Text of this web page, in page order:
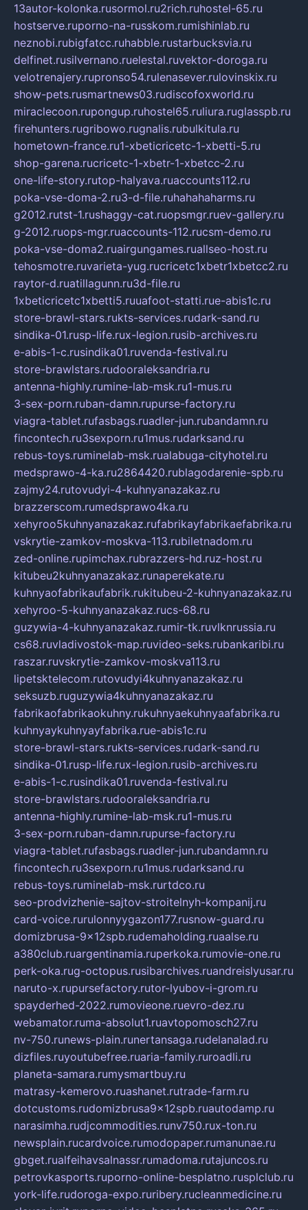
13autor-kolonka.rusormol.ru2rich.ruhostel-65.ru
hostserve.ruporno-na-russkom.rumishinlab.ru
neznobi.rubigfatcc.ruhabble.rustarbucksvia.ru
delfinet.rusilvernano.ruelestal.ruvektor-doroga.ru
velotrenajery.rupronso54.rulenasever.rulovinskix.ru
show-pets.rusmartnews03.rudiscofoxworld.ru
miraclecoon.rupongup.ruhostel65.ruliura.ruglasspb.ru
firehunters.rugribowo.rugnalis.rubulkitula.ru
hometown-france.ru1-xbeticricetc-1-xbetti-5.ru
shop-garena.rucricetc-1-xbetr-1-xbetcc-2.ru
one-life-story.rutop-halyava.ruaccounts112.ru
poka-vse-doma-2.ru3-d-file.ruhahahaharms.ru
g2012.rutst-1.rushaggy-cat.ruopsmgr.ruev-gallery.ru
g-2012.ruops-mgr.ruaccounts-112.rucsm-demo.ru
poka-vse-doma2.ruairgungames.ruallseo-host.ru
tehosmotre.ruvarieta-yug.rucricetc1xbetr1xbetcc2.ru
raytor-d.ruatillagunn.ru3d-file.ru
1xbeticricetc1xbetti5.ruuafoot-statti.rue-abis1c.ru
store-brawl-stars.rukts-services.rudark-sand.ru
sindika-01.rusp-life.rux-legion.rusib-archives.ru
e-abis-1-c.rusindika01.ruvenda-festival.ru
store-brawlstars.rudooraleksandria.ru
antenna-highly.rumine-lab-msk.ru1-mus.ru
3-sex-porn.ruban-damn.rupurse-factory.ru
viagra-tablet.rufasbags.ruadler-jun.rubandamn.ru
fincontech.ru3sexporn.ru1mus.rudarksand.ru
rebus-toys.ruminelab-msk.rualabuga-cityhotel.ru
medsprawo-4-ka.ru2864420.rublagodarenie-spb.ru
zajmy24.rutovudyi-4-kuhnyanazakaz.ru
brazzerscom.rumedsprawo4ka.ru
xehyroo5kuhnyanazakaz.rufabrikayfabrikaefabrika.ru
vskrytie-zamkov-moskva-113.rubiletnadom.ru
zed-online.rupimchax.rubrazzers-hd.ruz-host.ru
kitubeu2kuhnyanazakaz.runaperekate.ru
kuhnyaofabrikaufabrik.rukitubeu-2-kuhnyanazakaz.ru
xehyroo-5-kuhnyanazakaz.rucs-68.ru
guzywia-4-kuhnyanazakaz.rumir-tk.ruvlknrussia.ru
cs68.ruvladivostok-map.ruvideo-seks.rubankaribi.ru
raszar.ruvskrytie-zamkov-moskva113.ru
lipetsktelecom.rutovudyi4kuhnyanazakaz.ru
seksuzb.ruguzywia4kuhnyanazakaz.ru
fabrikaofabrikaokuhny.rukuhnyaekuhnyaafabrika.ru
kuhnyaykuhnyayfabrika.rue-abis1c.ru
store-brawl-stars.rukts-services.rudark-sand.ru
sindika-01.rusp-life.rux-legion.rusib-archives.ru
e-abis-1-c.rusindika01.ruvenda-festival.ru
store-brawlstars.rudooraleksandria.ru
antenna-highly.rumine-lab-msk.ru1-mus.ru
3-sex-porn.ruban-damn.rupurse-factory.ru
viagra-tablet.rufasbags.ruadler-jun.rubandamn.ru
fincontech.ru3sexporn.ru1mus.rudarksand.ru
rebus-toys.ruminelab-msk.rurtdco.ru
seo-prodvizhenie-sajtov-stroitelnyh-kompanij.ru
card-voice.rurulonnyygazon177.rusnow-guard.ru
domizbrusa-9x12spb.rudemaholding.ruaalse.ru
a380club.ruargentinamia.ruperkoka.rumovie-one.ru
perk-oka.rug-octopus.rusibarchives.ruandreislyusar.ru
naruto-x.rupursefactory.rutor-lyubov-i-grom.ru
spayderhed-2022.rumovieone.ruevro-dez.ru
webamator.ruma-absolut1.ruavtopomosch27.ru
nv-750.runews-plain.runertansaga.rudelanalad.ru
dizfiles.ruyoutubefree.ruaria-family.ruroadli.ru
planeta-samara.rumysmartbuy.ru
matrasy-kemerovo.ruashanet.rutrade-farm.ru
dotcustoms.rudomizbrusa9x12spb.ruautodamp.ru
narasimha.rudjcommodities.runv750.rux-ton.ru
newsplain.rucardvoice.rumodopaper.rumanunae.ru
gbget.rualfeihavsalnassr.rumadoma.rutajuncos.ru
petrovkasports.ruporno-online-besplatno.rusplclub.ru
york-life.rudoroga-expo.ruribery.rucleanmedicine.ru